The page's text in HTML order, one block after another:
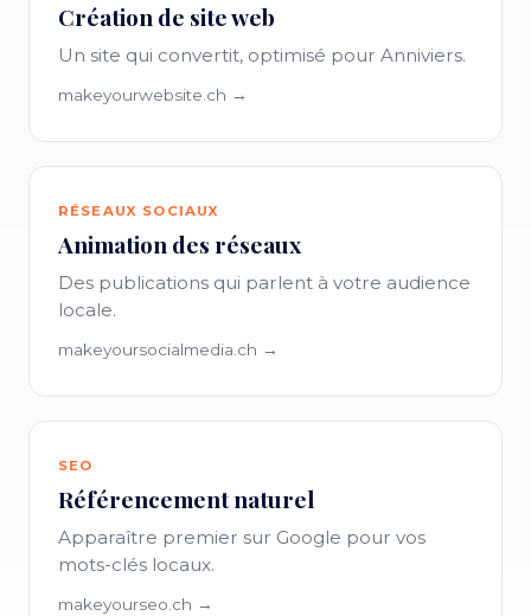
Création de site web
Un site qui convertit, optimisé pour Anniviers.
makeyourwebsite.ch →
RÉSEAUX SOCIAUX
Animation des réseaux
Des publications qui parlent à votre audience
locale.
makeyoursocialmedia.ch →
SEO
Référencement naturel
Apparaître premier sur Google pour vos
mots-clés locaux.
makeyourseo.ch →